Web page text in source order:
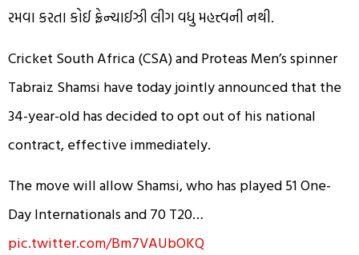
રમવા કરતા કોઈ ફ્રેન્ચાઈઝી લીગ વધુ મહત્ત્વની નથી.
Cricket South Africa (CSA) and Proteas Men’s spinner
Tabraiz Shamsi have today jointly announced that the
34-year-old has decided to opt out of his national
contract, effective immediately.
The move will allow Shamsi, who has played 51 One-
Day Internationals and 70 T20…
pic.twitter.com/Bm7VAUbOKQ